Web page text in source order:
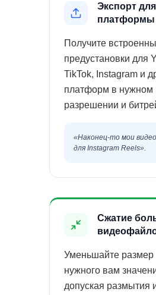
Экспорт
платформы
Получите
предустановки для
TikTok, Instagram и
платформ в нужном
разрешении и
«Наконец-то мои
для Instagram Reels».
Сжатие
Уменьшайте размер
нужного вам
допуская размытия